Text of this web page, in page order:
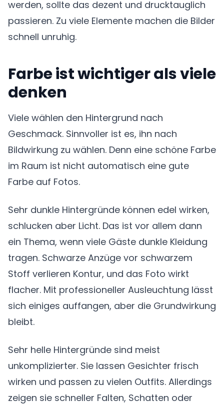
werden, sollte das dezent und drucktauglich
passieren. Zu viele Elemente machen die Bilder
schnell unruhig.
Farbe ist wichtiger als viele
denken
Viele wählen den Hintergrund nach
Geschmack. Sinnvoller ist es, ihn nach
Bildwirkung zu wählen. Denn eine schöne Farbe
im Raum ist nicht automatisch eine gute
Farbe auf Fotos.
Sehr dunkle Hintergründe können edel wirken,
schlucken aber Licht. Das ist vor allem dann
ein Thema, wenn viele Gäste dunkle Kleidung
tragen. Schwarze Anzüge vor schwarzem
Stoff verlieren Kontur, und das Foto wirkt
flacher. Mit professioneller Ausleuchtung lässt
sich einiges auffangen, aber die Grundwirkung
bleibt.
Sehr helle Hintergründe sind meist
unkomplizierter. Sie lassen Gesichter frisch
wirken und passen zu vielen Outfits. Allerdings
zeigen sie schneller Falten, Schatten oder